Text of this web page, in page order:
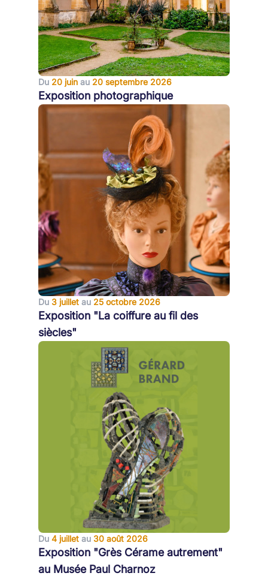
Du 20 juin au 20 septembre 2026
Exposition photographique
Du 3 juillet au 25 octobre 2026
Exposition "La coiffure au fil des
siècles"
Du 4 juillet au 30 août 2026
Exposition "Grès Cérame autrement"
au Musée Paul Charnoz